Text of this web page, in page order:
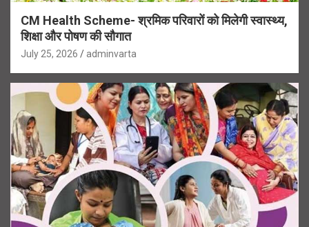
CM Health Scheme- श्रमिक परिवारों को मिलेगी स्वास्थ्य,
शिक्षा और पोषण की सौगात
July 25, 2026 adminvarta